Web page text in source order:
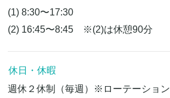
(1) 8:30〜17:30
(2) 16:45〜8:45 ※(2)は休憩90分
休日・休暇
週休２休制（毎週）※ローテーション